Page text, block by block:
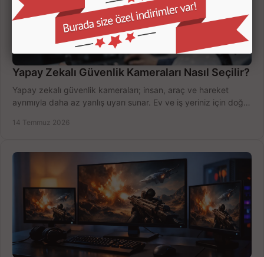
Yapay Zekalı Güvenlik Kameraları Nasıl Seçilir?
Yapay zekalı güvenlik kameraları; insan, araç ve hareket
ayrımıyla daha az yanlış uyarı sunar. Ev ve iş yeriniz için doğru
14 Temmuz 2026